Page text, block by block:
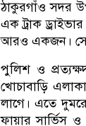
ঠাকুরগাঁও সদর
এক ট্রাক
আরও একজন।
পুলিশ ও
খোচাবাড়ি
লাগে। এতে
ফায়ার সার্ভিস